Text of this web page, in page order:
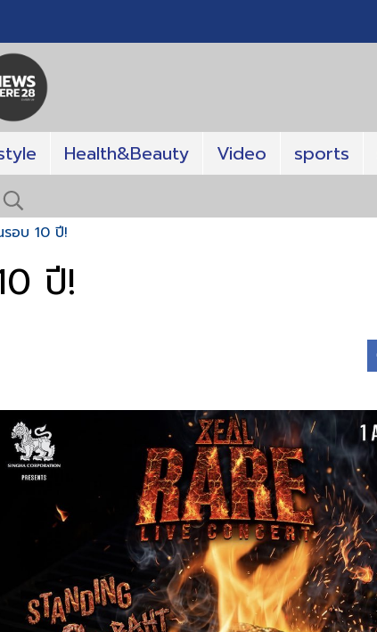
Health&Beauty Video sports
รอบ 10 ปี!
ปี!